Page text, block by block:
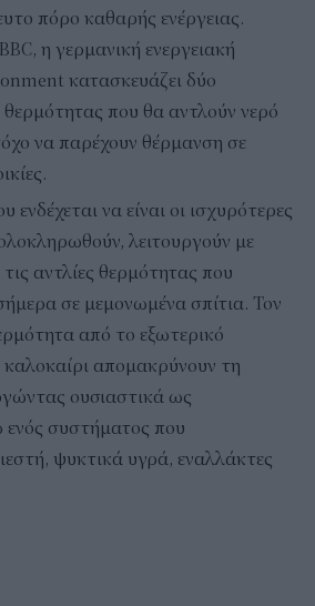
πόρο καθαρής ενέργειας.
η γερμανική ενεργειακή
κατασκευάζει δύο
θερμότητας που θα αντλούν νερό
να παρέχουν θέρμανση σε
ενδέχεται να είναι οι ισχυρότερες
λειτουργούν με
αντλίες θερμότητας που
σε μεμονωμένα σπίτια. Τον
από το εξωτερικό
απομακρύνουν τη
ουσιαστικά ως
ενός συστήματος που
ψυκτικά υγρά, εναλλάκτες